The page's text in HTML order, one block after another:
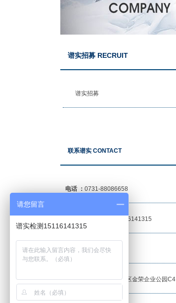
谱实招募 RECRUIT
谱实招募
联系谱实 CONTACT
电话 ： 0731-88086658
15116141315
传真 ：0731-88086658
地址 ：长沙市望城经开区金荣企业公园C4
请您留言
谱实检测15116141315